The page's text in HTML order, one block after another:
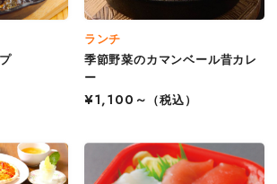
ランチ
季節野菜のカマンベール昔カレ
ー
¥1,100～
（税込）